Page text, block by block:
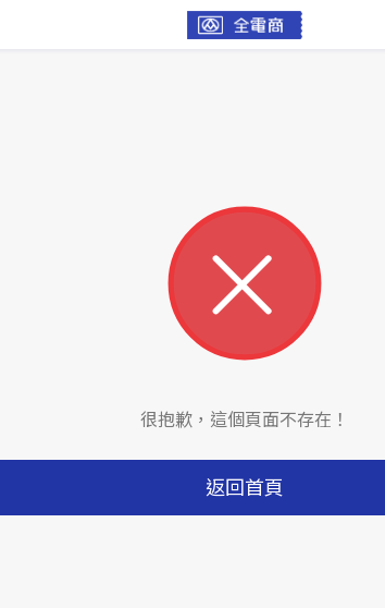
很抱歉，這個頁面不存在！
返回首頁